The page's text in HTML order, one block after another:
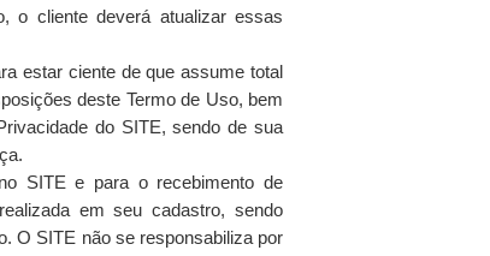
o cliente deverá atualizar essas
estar ciente de que assume total
deste Termo de Uso, bem
do SITE, sendo de sua
SITE e para o recebimento de
em seu cadastro, sendo
O SITE não se responsabiliza por